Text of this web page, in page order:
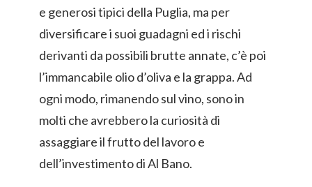
e generosi tipici della Puglia, ma per
diversificare i suoi guadagni ed i rischi
derivanti da possibili brutte annate, c’è poi
l’immancabile olio d’oliva e la grappa. Ad
ogni modo, rimanendo sul vino, sono in
molti che avrebbero la curiosità di
assaggiare il frutto del lavoro e
dell’investimento di Al Bano.